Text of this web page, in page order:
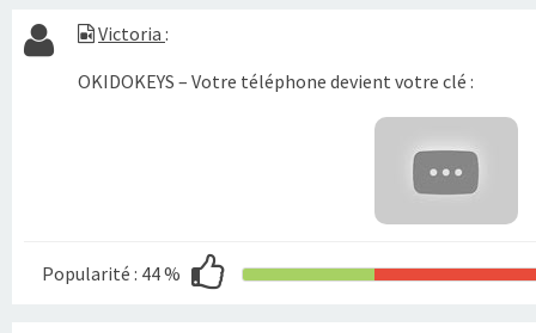
Victoria :
OKIDOKEYS – Votre téléphone devient votre clé :
Popularité : 44 %